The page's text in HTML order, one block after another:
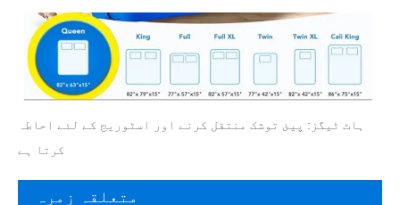
ہاٹ ٹیگز: پیئ توشک منتقل کرنے اور اسٹوریج کے لئے احاطہ
کرتا ہے
متعلقہ زمرہ